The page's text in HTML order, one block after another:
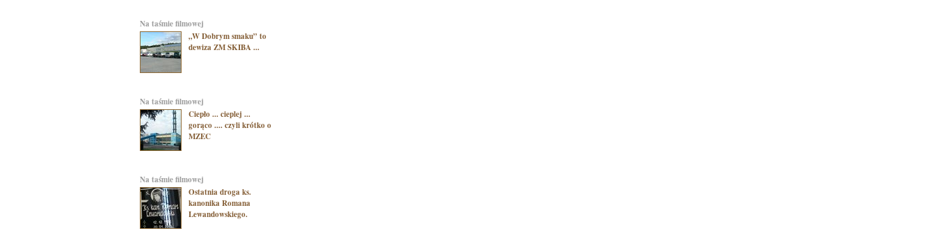
na taśmie filmowej
„W Dobrym smaku” to
dewiza ZM SKIBA ...
na taśmie filmowej
Ciepło ... cieplej ...
gorąco .... czyli krótko o
MZEC
na taśmie filmowej
Ostatnia droga ks.
kanonika Romana
Lewandowskiego.